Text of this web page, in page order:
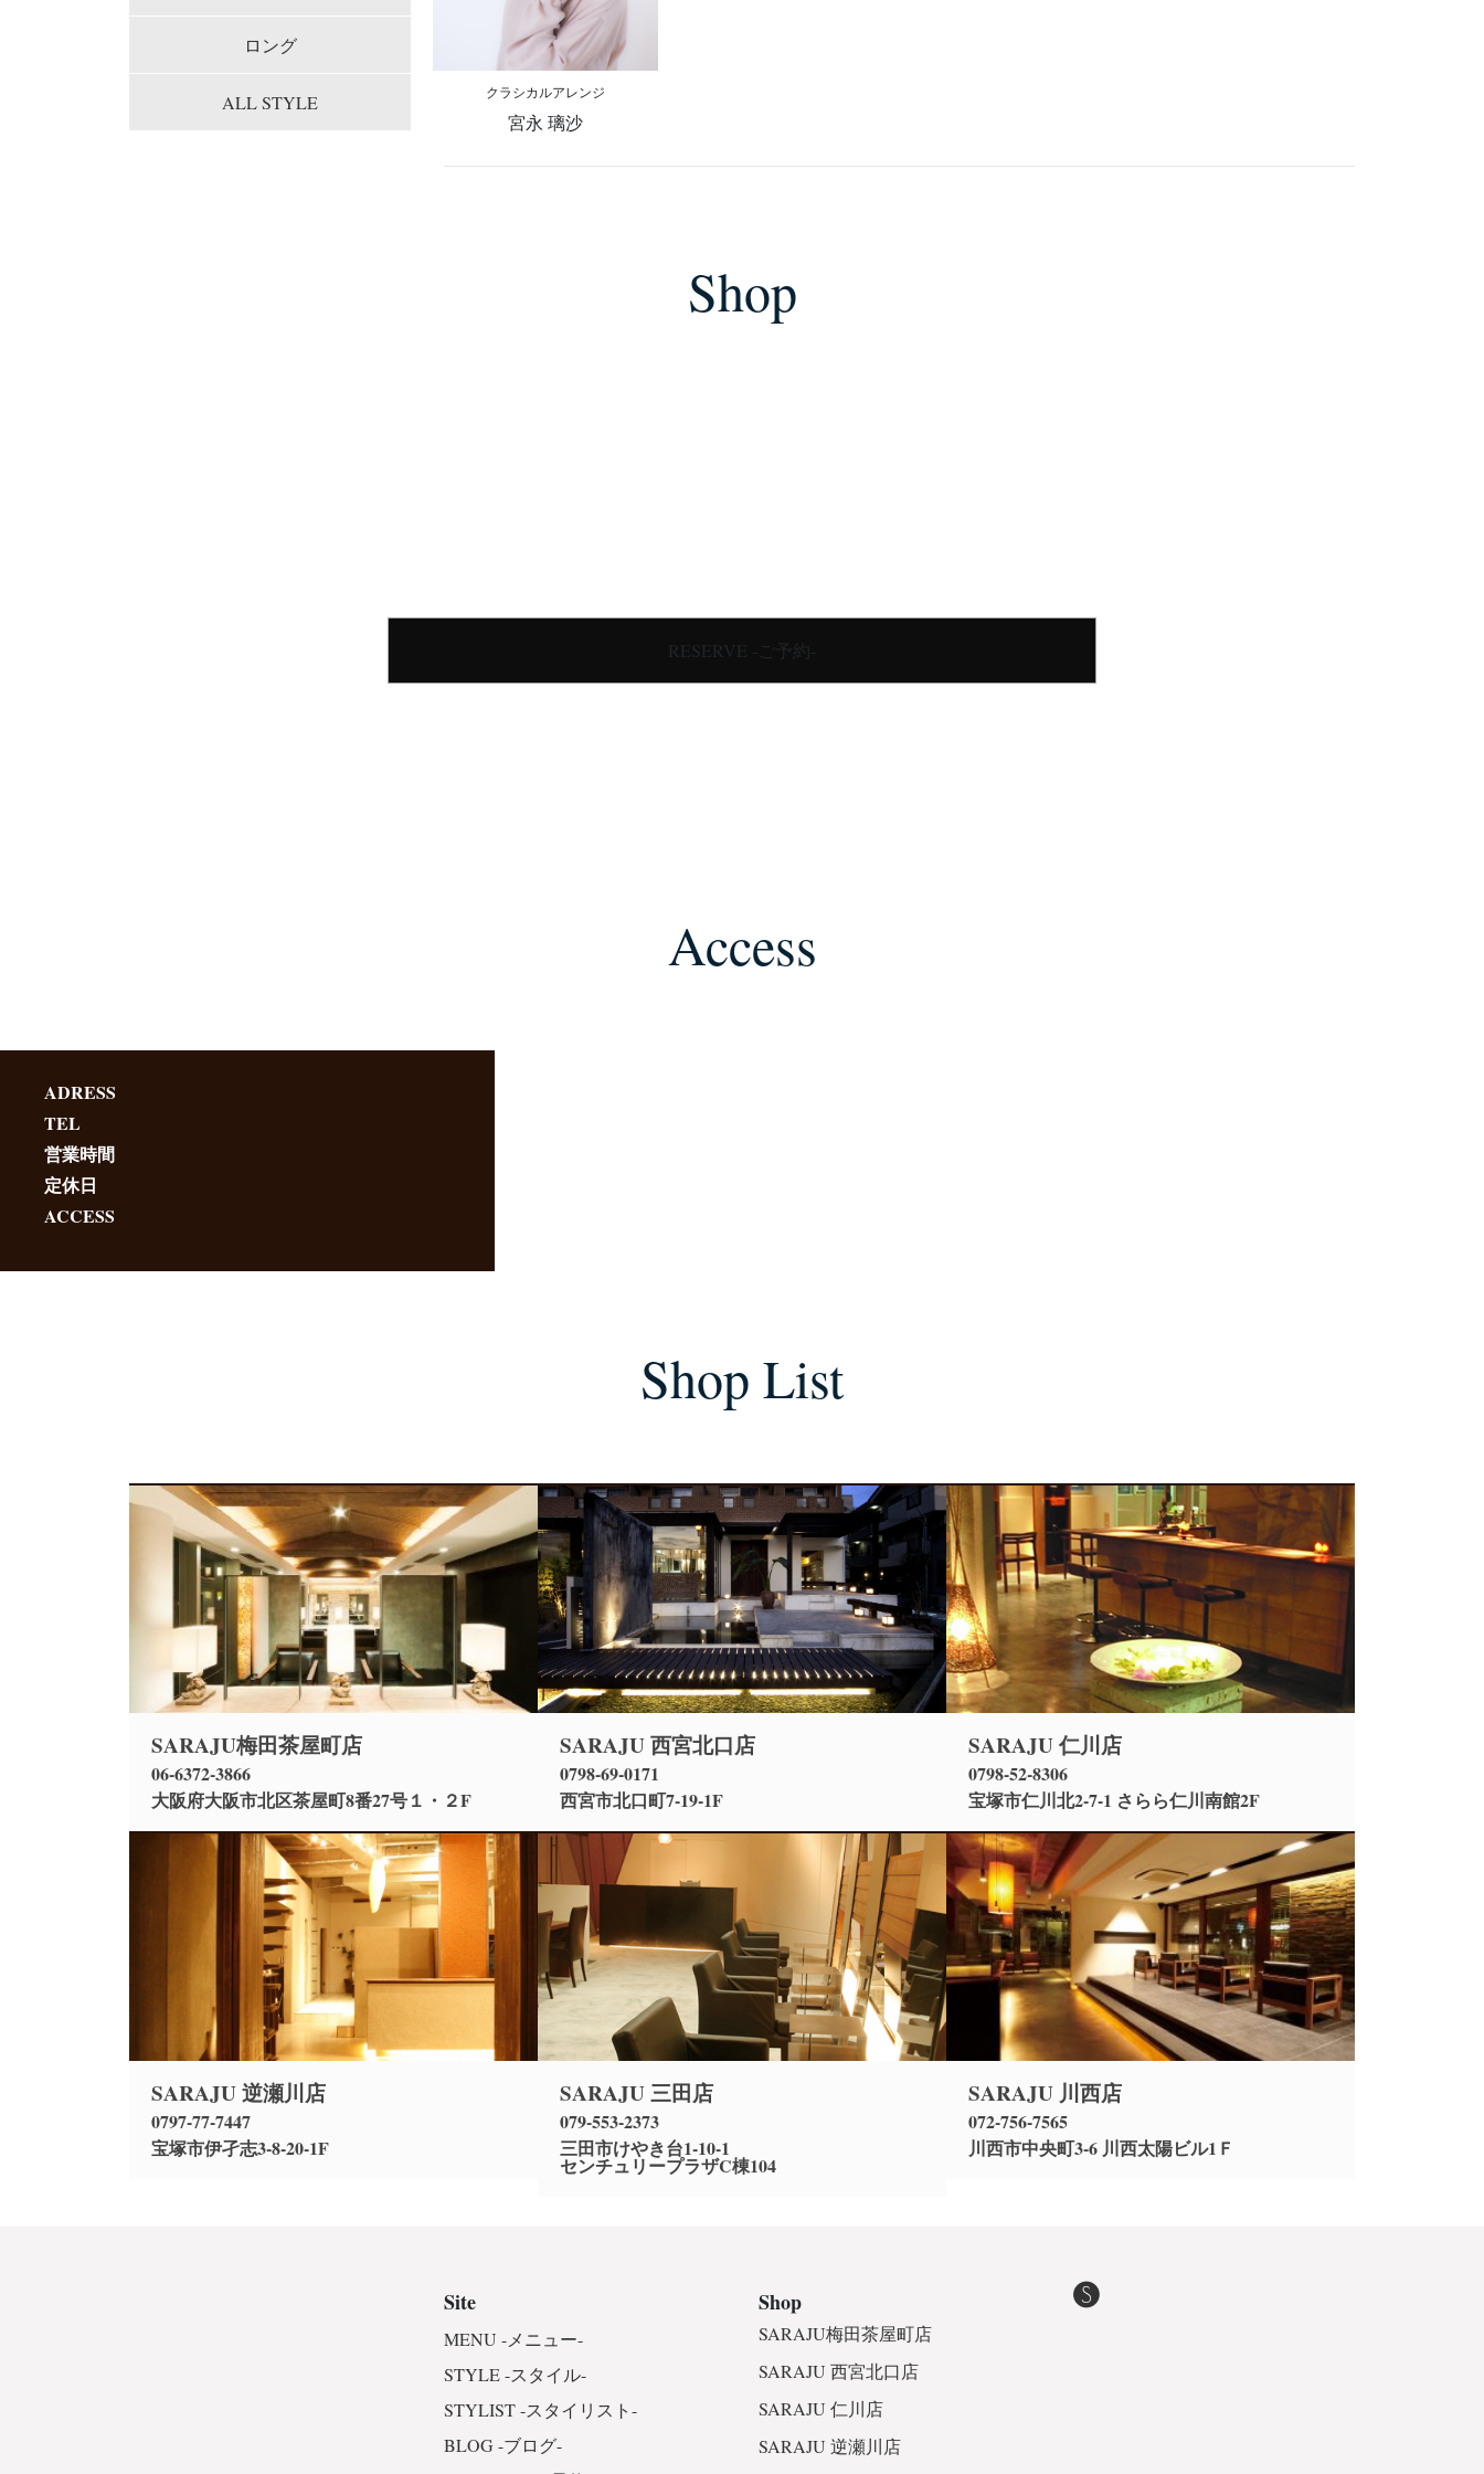
ロング
ALL STYLE クラシカルアレンジ
宮永 璃沙
Shop
RESERVE -ご予約-
Access
ADRESS
TEL
営業時間
定休日
ACCESS
Shop List
SARAJU梅田茶屋町店
06-6372-3866
大阪府大阪市北区茶屋町8番27号１・２F
SARAJU 西宮北口店
0798-69-0171
西宮市北口町7-19-1F
SARAJU 仁川店
0798-52-8306
宝塚市仁川北2-7-1 さらら仁川南館2F
SARAJU 逆瀬川店
0797-77-7447
宝塚市伊孑志3-8-20-1F
SARAJU 三田店
079-553-2373
三田市けやき台1-10-1
センチュリープラザC棟104
SARAJU 川西店
072-756-7565
川西市中央町3-6 川西太陽ビル1Ｆ
Site
MENU -メニュー-
STYLE -スタイル-
STYLIST -スタイリスト-
BLOG -ブログ-
Shop
SARAJU梅田茶屋町店
SARAJU 西宮北口店
SARAJU 仁川店
SARAJU 逆瀬川店